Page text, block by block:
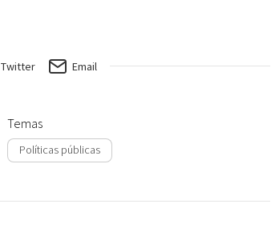
Twitter Email
Temas
Políticas públicas